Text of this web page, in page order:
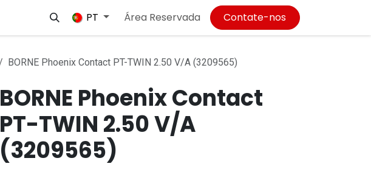
Empregos
PT Área Reservada Contate-nos
BORNE Phoenix Contact PT-TWIN 2.50 V/A (3209565)
BORNE Phoenix Contact
PT-TWIN 2.50 V/A
(3209565)